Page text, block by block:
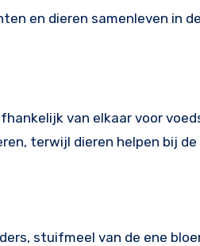
en dieren samenleven in
van elkaar voor
terwijl dieren helpen bij
stuifmeel van de ene